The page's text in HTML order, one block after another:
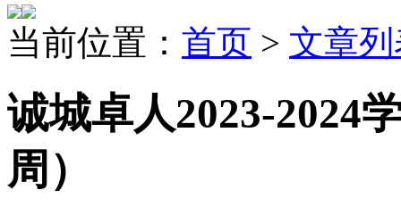
当前位置： 首页 > 文章
诚城卓人2023-2024
周）